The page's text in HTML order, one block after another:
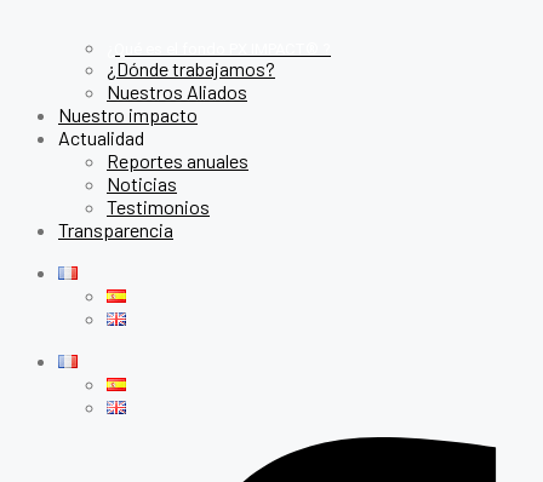
¿Dónde trabajamos?
Nuestros Aliados
Nuestro impacto
Actualidad
Reportes anuales
Noticias
Testimonios
Transparencia